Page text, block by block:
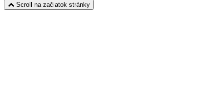
Scroll na začiatok stránky